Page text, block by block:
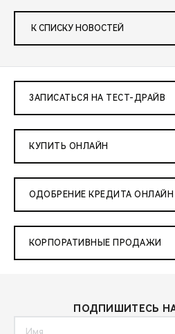
К СПИСКУ НОВОСТЕЙ
ЗАПИСАТЬСЯ НА ТЕСТ-ДРАЙВ
КУПИТЬ ОНЛАЙН
ОДОБРЕНИЕ КРЕДИТА ОНЛАЙН
КОРПОРАТИВНЫЕ ПРОДАЖИ
ПОДПИШИТЕСЬ